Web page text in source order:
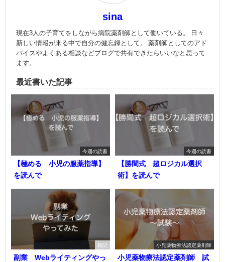
sina
現在3人の子育てをしながら病院薬剤師として働いている。 日々
新しい情報が来る中で自分の健忘録として。 薬剤師としてのアド
バイスやよくある相談などブログで共有できたらいいなと思って
ます。
最近書いた記事
今週の読書
【極める 小児の服薬指導】
を読んで
今週の読書
【勝間式 超ロジカル選択
術】を読んで
雑記
副業 Webライティングやっ
小児薬物療法認定薬剤師
小児薬物療法認定薬剤師 試